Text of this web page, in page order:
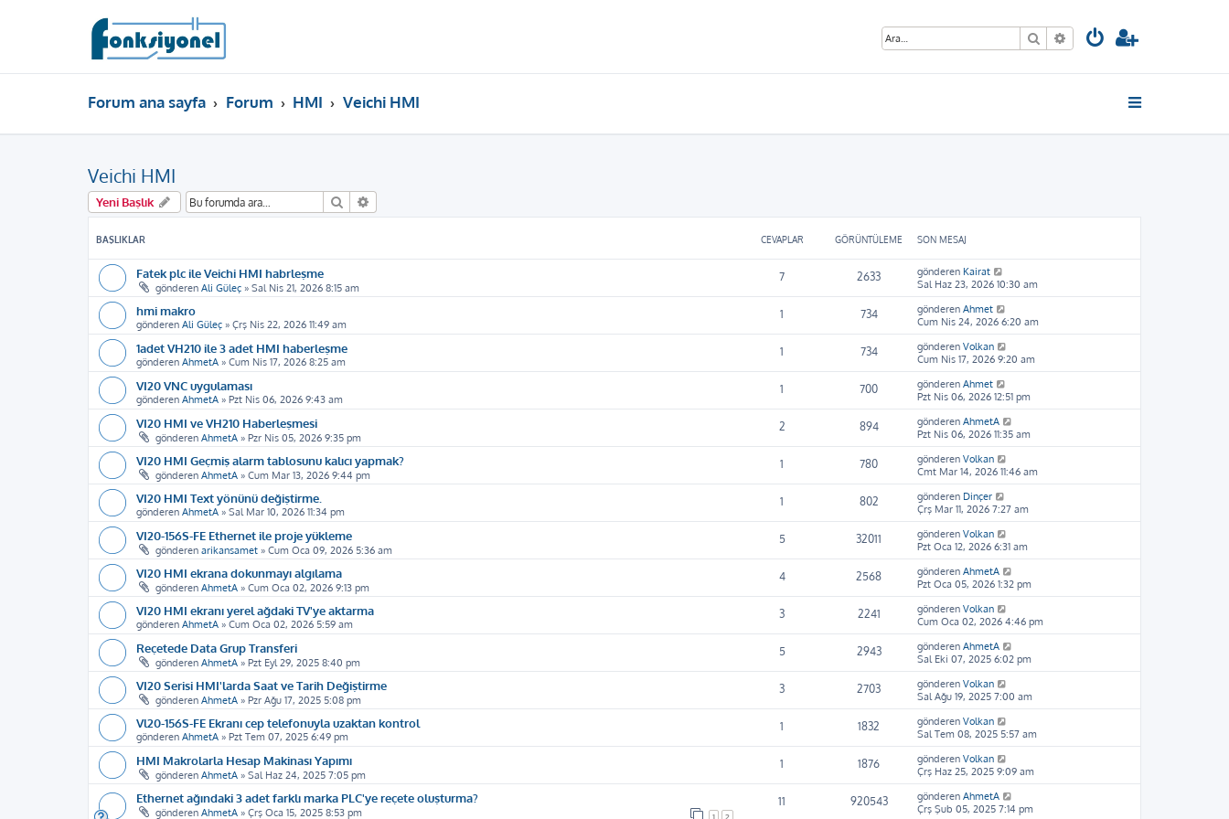
Ara Gelişmiş arama
Forum ana sayfa Forum HMI Veichi HMI
Veichi HMI
Yeni Başlık Ara
BAŞLIKLAR CEVAPLAR GÖRÜNTÜLEME SON MESAJ
Fatek plc ile Veichi HMI habrleşme
gönderen Ali Güleç » Sal Nis 21, 2026 8:15 am
7 2633 gönderen Kairat
Sal Haz 23, 2026 10:30 am
hmi makro
gönderen Ali Güleç » Çrş Nis 22, 2026 11:49 am
1 734 gönderen Ahmet
Cum Nis 24, 2026 6:20 am
1adet VH210 ile 3 adet HMI haberleşme
gönderen AhmetA » Cum Nis 17, 2026 8:25 am
1 734 gönderen Volkan
Cum Nis 17, 2026 9:20 am
VI20 VNC uygulaması
gönderen AhmetA » Pzt Nis 06, 2026 9:43 am
1 700 gönderen Ahmet
Pzt Nis 06, 2026 12:51 pm
VI20 HMI ve VH210 Haberleşmesi
gönderen AhmetA » Pzr Nis 05, 2026 9:35 pm
2 894 gönderen AhmetA
Pzt Nis 06, 2026 11:35 am
VI20 HMI Geçmiş alarm tablosunu kalıcı yapmak?
gönderen AhmetA » Cum Mar 13, 2026 9:44 pm
1 780 gönderen Volkan
Cmt Mar 14, 2026 11:46 am
VI20 HMI Text yönünü değiştirme.
gönderen AhmetA » Sal Mar 10, 2026 11:34 pm
1 802 gönderen Dinçer
Çrş Mar 11, 2026 7:27 am
VI20-156S-FE Ethernet ile proje yükleme
gönderen arikansamet » Cum Oca 09, 2026 5:36 am
5 32011 gönderen Volkan
Pzt Oca 12, 2026 6:31 am
VI20 HMI ekrana dokunmayı algılama
gönderen AhmetA » Cum Oca 02, 2026 9:13 pm
4 2568 gönderen AhmetA
Pzt Oca 05, 2026 1:32 pm
VI20 HMI ekranı yerel ağdaki TV'ye aktarma
gönderen AhmetA » Cum Oca 02, 2026 5:59 am
3 2241 gönderen Volkan
Cum Oca 02, 2026 4:46 pm
Reçetede Data Grup Transferi
gönderen AhmetA » Pzt Eyl 29, 2025 8:40 pm
5 2943 gönderen AhmetA
Sal Eki 07, 2025 6:02 pm
VI20 Serisi HMI'larda Saat ve Tarih Değiştirme
gönderen AhmetA » Pzr Ağu 17, 2025 5:08 pm
3 2703 gönderen Volkan
Sal Ağu 19, 2025 7:00 am
Vl20-156S-FE Ekranı cep telefonuyla uzaktan kontrol
gönderen AhmetA » Pzt Tem 07, 2025 6:49 pm
1 1832 gönderen Volkan
Sal Tem 08, 2025 5:57 am
HMI Makrolarla Hesap Makinası Yapımı
gönderen AhmetA » Sal Haz 24, 2025 7:05 pm
1 1876 gönderen Volkan
Çrş Haz 25, 2025 9:09 am
Ethernet ağındaki 3 adet farklı marka PLC'ye reçete oluşturma?
gönderen AhmetA » Çrş Oca 15, 2025 8:53 pm 1 2
11 920543 gönderen AhmetA
Çrş Şub 05, 2025 7:14 pm